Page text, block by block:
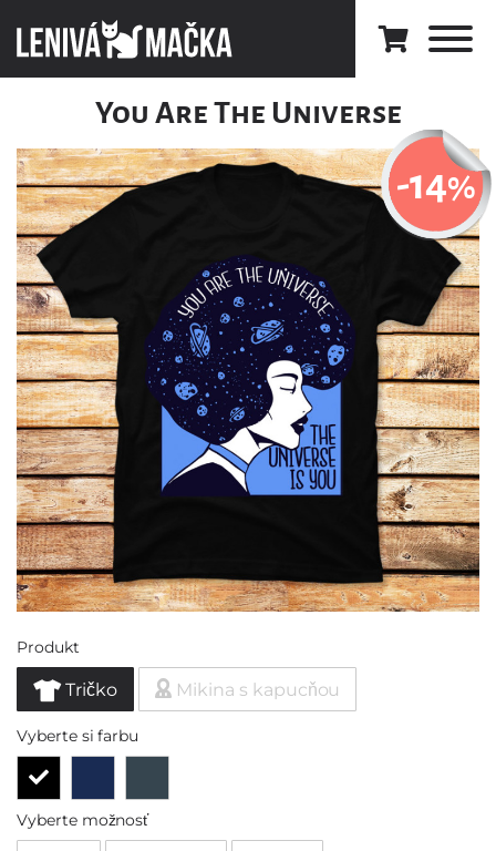
You Are The Universe
-14%
Produkt
Tričko Mikina s kapucňou
Vyberte si farbu
Vyberte možnosť